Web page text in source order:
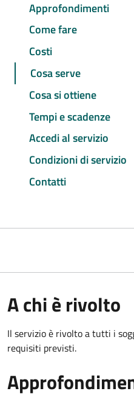
Approfondimenti
Come fare
Costi
Cosa serve
Cosa si ottiene
Tempi e scadenze
Accedi al servizio
Condizioni di servizio
Contatti
A chi è rivolto
Il servizio è rivolto a tutti i
requisiti previsti.